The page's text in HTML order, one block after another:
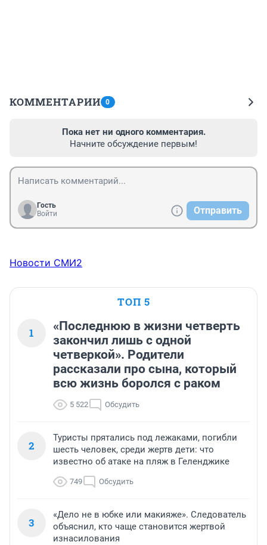
КОММЕНТАРИИ 0
Пока нет ни одного комментария.
Начните обсуждение первым!
Гость
Войти
Отправить
Новости СМИ2
ТОП 5
1
«Последнюю в жизни четверть
закончил лишь с одной
четверкой». Родители
рассказали про сына, который
всю жизнь боролся с раком
5 522 Обсудить
2
Туристы прятались под лежаками, погибли
шесть человек, среди жертв дети: что
известно об атаке на пляж в Геленджике
749 Обсудить
3
«Дело не в юбке или макияже». Следователь
объяснил, кто чаще становится жертвой
изнасилования